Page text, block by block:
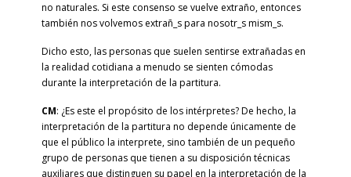
no naturales. Si este consenso se vuelve extraño, entonces
también nos volvemos extrañ_s para nosotr_s mism_s.
Dicho esto, las personas que suelen sentirse extrañadas en
la realidad cotidiana a menudo se sienten cómodas
durante la interpretación de la partitura.
CM: ¿Es este el propósito de los intérpretes? De hecho, la
interpretación de la partitura no depende únicamente de
que el público la interprete, sino también de un pequeño
grupo de personas que tienen a su disposición técnicas
auxiliares que distinguen su papel en la interpretación de la